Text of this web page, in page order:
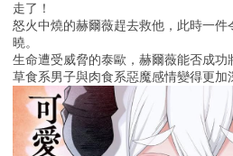
走了！
怒火中燒的赫爾薇趕去救他，此時一件
曉。
生命遭受威脅的泰歐，赫爾薇能否成
草食系男子與肉食系惡魔感情變得更加